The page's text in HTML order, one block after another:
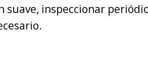
inspeccionar